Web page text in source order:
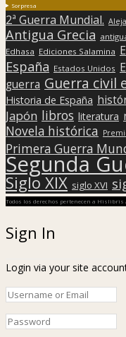
Sorpresa
2ª Guerra Mundial.
Antigua Grecia
Edhasa Ediciones Salamina
España Estados Unidos
guerra Guerra civil
Historia de España
Japón libros literatura
Novela histórica
Primera Guerra
Segunda
Siglo XIX siglo XVI
Todos los derechos pertenecen a
Sign In
Login via your site